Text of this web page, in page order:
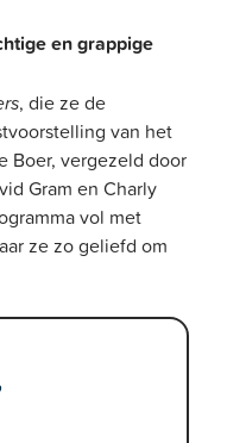
en grappige
, die ze de
van het
Boer, vergezeld door
Gram en Charly
vol met
ze zo geliefd om